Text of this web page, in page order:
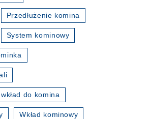
Przedłużenie komina
System kominowy
wkład do komina
Wkład kominowy